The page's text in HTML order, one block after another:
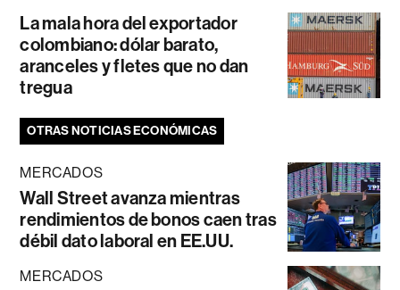
La mala hora del exportador
colombiano: dólar barato,
aranceles y fletes que no dan
tregua
OTRAS NOTICIAS ECONÓMICAS
MERCADOS
Wall Street avanza mientras
rendimientos de bonos caen tras
débil dato laboral en EE.UU.
MERCADOS